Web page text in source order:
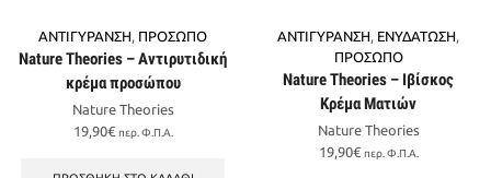
ΑΝΤΙΓΥΡΑΝΣΗ ΠΡΟΣΩΠΟ
Nature Theories – Αντιρυτιδική
κρέμα προσώπου
Nature Theories
19,90€ περ. Φ.Π.Α.
ΑΝΤΙΓΥΡΑΝΣΗ ΕΝΥΔΑΤΩΣΗ
ΠΡΟΣΩΠΟ
Nature Theories – Ιβίσκος
Κρέμα Ματιών
Nature Theories
19,90€ περ. Φ.Π.Α.